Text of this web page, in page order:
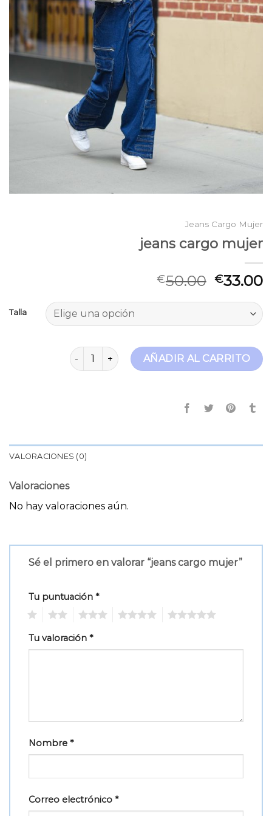
Jeans Cargo Mujer
jeans cargo mujer
€50.00 €33.00
Talla
jeans cargo mujer cantidadAÑADIR AL CARRITO
VALORACIONES (0)
Valoraciones
No hay valoraciones aún.
Sé el primero en valorar “jeans cargo mujer”
Tu puntuación *
Tu valoración *
Nombre *
Correo electrónico *